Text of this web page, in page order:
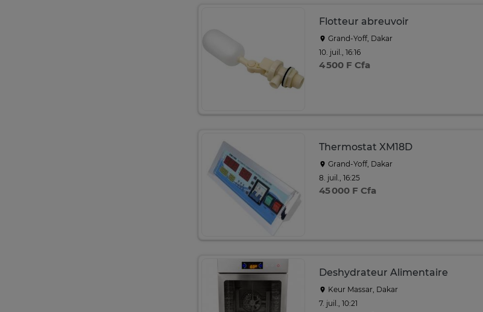
Flotteur abreuvoir
Grand-Yoff, Dakar
10. juil., 16:16
4 500 F Cfa
Thermostat XM18D
Grand-Yoff, Dakar
8. juil., 16:25
45 000 F Cfa
Deshydrateur Alimentaire
Keur Massar, Dakar
7. juil., 10:21